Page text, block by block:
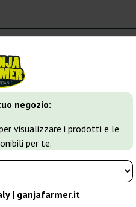
negozio:
visualizzare i prodotti e le
per te.
| ganjafarmer.it
Altro
G13 Labs